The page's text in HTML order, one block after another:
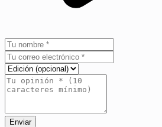
Enviar